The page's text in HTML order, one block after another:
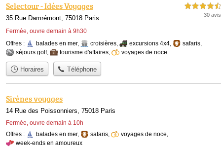
Selectour - Idées Voyages
35 Rue Damrémont, 75018 Paris
Fermée, ouvre demain à 9h30
4,5 étoiles sur 5
30 avis
Offres : balades en mer, croisières, excursions 4x4, safaris,
séjours golf, tourisme d'affaires, voyages de noce
Horaires Téléphone
Sirènes voyages
14 Rue des Poissonniers, 75018 Paris
Fermée, ouvre demain à 10h
Offres :
balades en mer, safaris voyages de noce
week-ends en amoureux